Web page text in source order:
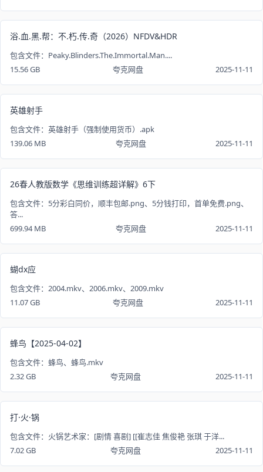
浴.血.黑.帮：不.朽.传.奇（2026）NFDV&HDR
包含文件：Peaky.Blinders.The.Immortal.Man....
15.56 GB
夸克网盘 2025-11-11
英雄射手
包含文件：英雄射手（强制使用货币）.apk
139.06 MB
夸克网盘 2025-11-11
26春人教版数学《思维训练超详解》6下
包含文件：5分彩白同价，顺丰包邮.png、5分钱打印，首单免费.png、
答...
699.94 MB
夸克网盘 2025-11-11
蝴dx应
包含文件：2004.mkv、2006.mkv、2009.mkv
11.07 GB
夸克网盘 2025-11-11
蜂鸟【2025-04-02】
包含文件：蜂鸟、蜂鸟.mkv
2.32 GB
夸克网盘 2025-11-11
打·火·锅
包含文件：火锅艺术家：[剧情 喜剧] [[崔志佳 焦俊艳 张琪 于洋...
7.02 GB
夸克网盘 2025-11-11